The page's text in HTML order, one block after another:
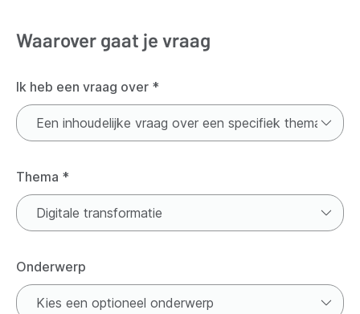
Waarover gaat je vraag
Ik heb een vraag over *
Thema *
Onderwerp